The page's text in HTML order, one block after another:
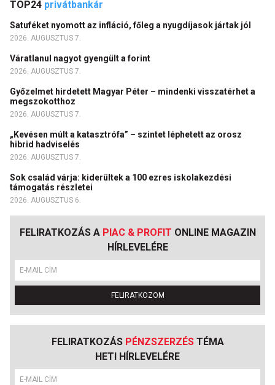
TOP24 privátbankár
Satuféket nyomott az infláció, főleg a nyugdíjasok jártak jól
2026. AUGUSZTUS 7.
Váratlanul nagyot gyengült a forint
2026. AUGUSZTUS 7.
Győzelmet hirdetett Magyar Péter – mindenki visszatérhet a
megszokotthoz
2026. AUGUSZTUS 7.
„Kevésen múlt a katasztrófa” – szintet léphetett az orosz
hibrid hadviselés
2026. AUGUSZTUS 7.
Sok család várja: kiderültek a 100 ezres iskolakezdési
támogatás részletei
2026. AUGUSZTUS 6.
FELIRATKOZÁS A PIAC & PROFIT ONLINE MAGAZIN
HÍRLEVELÉRE
FELIRATKOZOM
FELIRATKOZÁS PÉNZSZERZÉSTÉMA
HETI HÍRLEVELÉRE